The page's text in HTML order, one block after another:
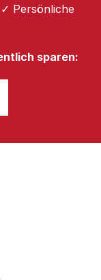
Persönliche
sparen: